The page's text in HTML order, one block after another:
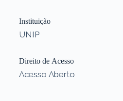
Instituição
UNIP
Direito de Acesso
Acesso Aberto